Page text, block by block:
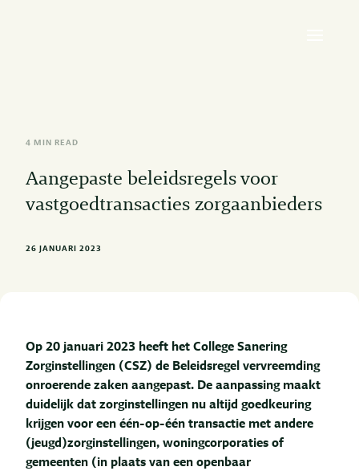
4 MIN READ
Aangepaste beleidsregels voor
vastgoedtransacties zorgaanbieders
26 JANUARI 2023
Op 20 januari 2023 heeft het College Sanering
Zorginstellingen (CSZ) de Beleidsregel vervreemding
onroerende zaken aangepast. De aanpassing maakt
duidelijk dat zorginstellingen nu altijd goedkeuring
krijgen voor een één-op-één transactie met andere
(jeugd)zorginstellingen, woningcorporaties of
gemeenten (in plaats van een openbaar